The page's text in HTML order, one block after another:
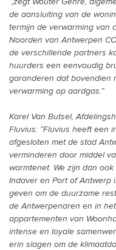
de aansluiting van de
termijn de verwarming van
Noorden van Antwerpen
de verschillende partners
huurders een eenvoudig
garanderen dat bovendien
verwarming op aardgas.”
Karel Van Butsel,
Fluvius: “Fluvius heeft een
afgesloten met de stad
verminderen door middel
warmtenet. We zijn dan
Indaver en Port of Antwerp
geven om de duurzame
de Antwerpenaren en in
appartementen van
intense en loyale
erin slagen om de